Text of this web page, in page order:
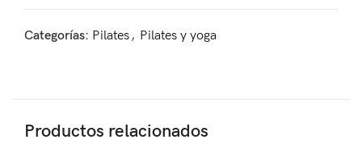
Categorías: Pilates , Pilates y yoga
Productos relacionados